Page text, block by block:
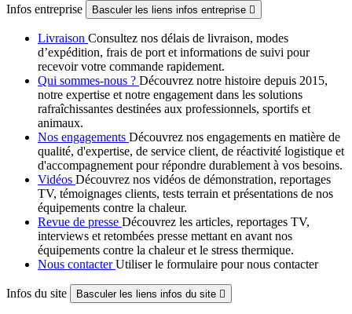
Infos entreprise Basculer les liens infos entreprise 
Livraison Consultez nos délais de livraison, modes
d’expédition, frais de port et informations de suivi pour
recevoir votre commande rapidement.
Qui sommes-nous ? Découvrez notre histoire depuis 2015,
notre expertise et notre engagement dans les solutions
rafraîchissantes destinées aux professionnels, sportifs et
animaux.
Nos engagements Découvrez nos engagements en matière de
qualité, d'expertise, de service client, de réactivité logistique et
d'accompagnement pour répondre durablement à vos besoins.
Vidéos Découvrez nos vidéos de démonstration, reportages
TV, témoignages clients, tests terrain et présentations de nos
équipements contre la chaleur.
Revue de presse Découvrez les articles, reportages TV,
interviews et retombées presse mettant en avant nos
équipements contre la chaleur et le stress thermique.
Nous contacterUtiliser le formulaire pour nous contacter
Infos du site Basculer les liens infos du site 